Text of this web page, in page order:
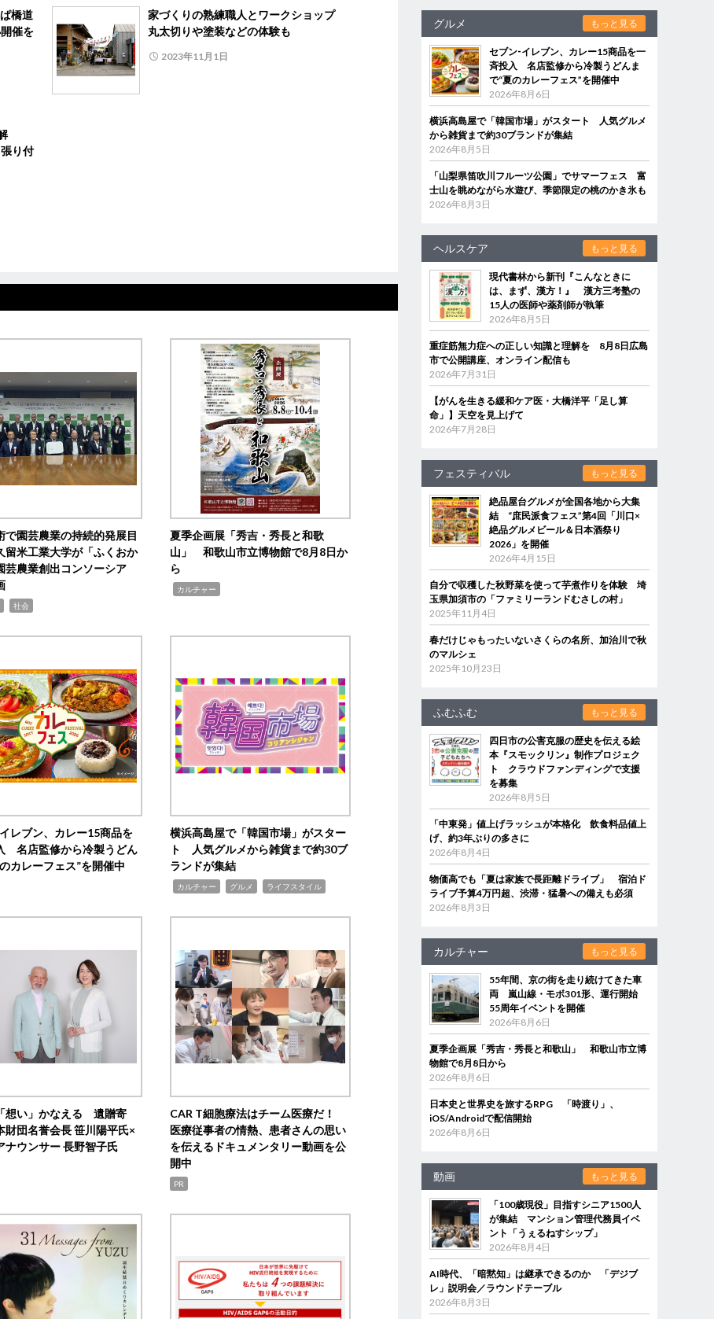
橋道
催を
家づくりの熟練職人とワークショップ
丸太切りや塗装などの体験も
2023年11月1日
り付
で園芸農業の持続的発展目
米工業大学が「ふくおか
芸農業創出コンソーシア
社会
夏季企画展「秀吉・秀長と和歌
山」 和歌山市立博物館で8月8日か
ら
カルチャー
レブン、カレー15商品を
名店監修から冷製うどん
カレーフェス”を開催中
横浜高島屋で「韓国市場」がスター
ト 人気グルメから雑貨まで約30ブ
ランドが集結
カルチャー グルメ ライフスタイル
想い」かなえる 遺贈寄
団名誉会長 笹川陽平氏×
ナウンサー 長野智子氏
CAR T細胞療法はチーム医療だ！
医療従事者の情熱、患者さんの思い
を伝えるドキュメンタリー動画を公
開中
PR
グルメ もっと見る
セブン‐イレブン、カレー15商品を一
斉投入 名店監修から冷製うどんま
で“夏のカレーフェス”を開催中
2026年8月6日
横浜高島屋で「韓国市場」がスタート 人気グルメ
から雑貨まで約30ブランドが集結
2026年8月5日
「山梨県笛吹川フルーツ公園」でサマーフェス 富
士山を眺めながら水遊び、季節限定の桃のかき氷も
2026年8月3日
ヘルスケア もっと見る
現代書林から新刊『こんなときに
は、まず、漢方！』 漢方三考塾の
15人の医師や薬剤師が執筆
2026年8月5日
重症筋無力症への正しい知識と理解を 8月8日広島
市で公開講座、オンライン配信も
2026年7月31日
【がんを生きる緩和ケア医・大橋洋平「足し算
命」】天空を見上げて
2026年7月28日
フェスティバル もっと見る
絶品屋台グルメが全国各地から大集
結 “庶民派食フェス”第4回「川口×
絶品グルメビール＆日本酒祭り
2026」を開催
2026年4月15日
自分で収穫した秋野菜を使って芋煮作りを体験 埼
玉県加須市の「ファミリーランドむさしの村」
2025年11月4日
春だけじゃもったいないさくらの名所、加治川で秋
のマルシェ
2025年10月23日
ふむふむ もっと見る
四日市の公害克服の歴史を伝える絵
本『スモックリン』制作プロジェク
ト クラウドファンディングで支援
を募集
2026年8月5日
「中東発」値上げラッシュが本格化 飲食料品値上
げ、約3年ぶりの多さに
2026年8月4日
物価高でも「夏は家族で長距離ドライブ」 宿泊ド
ライブ予算4万円超、渋滞・猛暑への備えも必須
2026年8月3日
カルチャー もっと見る
55年間、京の街を走り続けてきた車
両 嵐山線・モボ301形、運行開始
55周年イベントを開催
2026年8月6日
夏季企画展「秀吉・秀長と和歌山」 和歌山市立博
物館で8月8日から
2026年8月6日
日本史と世界史を旅するRPG 「時渡り」、
iOS/Androidで配信開始
2026年8月6日
動画 もっと見る
「100歳現役」目指すシニア1500人
が集結 マンション管理代務員イベ
ント「うぇるねすシップ」
2026年8月4日
AI時代、「暗黙知」は継承できるのか 「デジブ
レ」説明会／ラウンドテーブル
2026年8月3日